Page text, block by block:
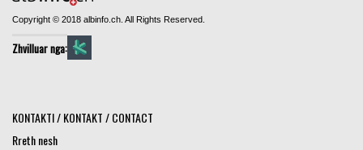
Copyright © 2018 albinfo.ch. All Rights Reserved.
Zhvilluar nga:
KONTAKTI / KONTAKT / CONTACT
Rreth nesh